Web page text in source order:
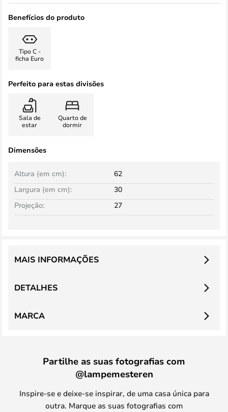
Benefícios do produto
Tipo C -
ficha Euro
Perfeito para estas divisões
Sala de
estar
Quarto de
dormir
Dimensões
Largura (em cm): 30
Altura (em cm): 62
Projeção: 27
DETALHES
MAIS INFORMAÇÕES
MARCA
Partilhe as suas fotografias com
@lampemesteren
Inspire-se e deixe-se inspirar, de uma casa única para
outra. Marque as suas fotografias com